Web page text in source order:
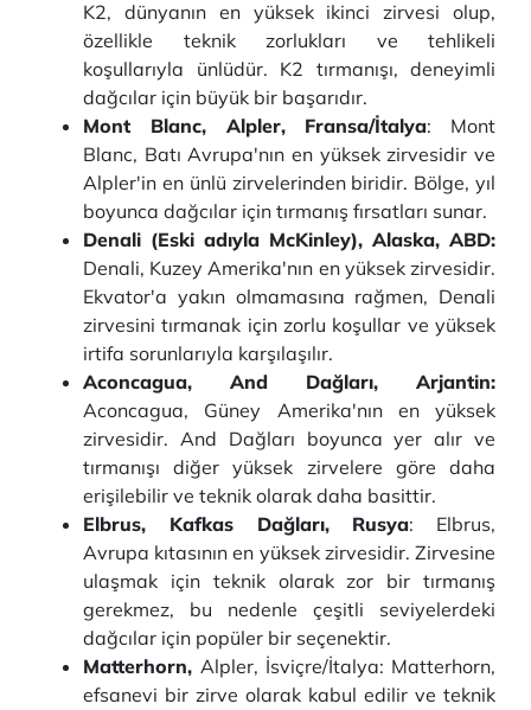
K2, dünyanın en yüksek ikinci zirvesi olup,
özellikle teknik zorlukları ve tehlikeli
koşullarıyla ünlüdür. K2 tırmanışı, deneyimli
dağcılar için büyük bir başarıdır.
Mont Blanc, Alpler, Fransa/İtalya: Mont
Blanc, Batı Avrupa'nın en yüksek zirvesidir ve
Alpler'in en ünlü zirvelerinden biridir. Bölge, yıl
boyunca dağcılar için tırmanış fırsatları sunar.
Denali (Eski adıyla McKinley), Alaska, ABD:
Denali, Kuzey Amerika'nın en yüksek zirvesidir.
Ekvator'a yakın olmamasına rağmen, Denali
zirvesini tırmanak için zorlu koşullar ve yüksek
irtifa sorunlarıyla karşılaşılır.
Aconcagua, And Dağları, Arjantin:
Aconcagua, Güney Amerika'nın en yüksek
zirvesidir. And Dağları boyunca yer alır ve
tırmanışı diğer yüksek zirvelere göre daha
erişilebilir ve teknik olarak daha basittir.
Elbrus, Kafkas Dağları, Rusya: Elbrus,
Avrupa kıtasının en yüksek zirvesidir. Zirvesine
ulaşmak için teknik olarak zor bir tırmanış
gerekmez, bu nedenle çeşitli seviyelerdeki
dağcılar için popüler bir seçenektir.
Matterhorn, Alpler, İsviçre/İtalya: Matterhorn,
efsanevi bir zirve olarak kabul edilir ve teknik